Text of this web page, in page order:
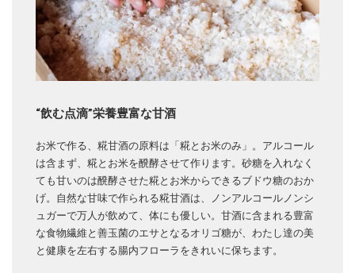
“飲む点滴”栄養豊富な甘酒
お米で作る、糀甘酒の原料は「糀とお米のみ」。アルコール
は含まず、糀とお米を醗酵させて作ります。砂糖を入れなく
ても甘いのは醗酵させた糀とお米からできるブドウ糖のおか
げ。自然な甘味で作られる糀甘酒は、ノンアルコールノンシ
ュガーで万人が飲めて、体にも優しい。甘酒に含まれる豊富
な食物繊維と善玉菌のエサとなるオリゴ糖が、わたし達の美
と健康を左右する腸内フローラをきれいに保ちます。